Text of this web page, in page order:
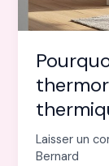
Laisser un
Bernard